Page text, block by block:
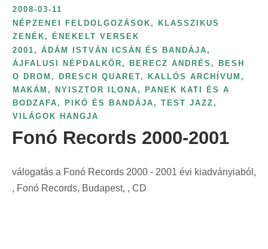
e
g
ó
r
i
a
e
i
n
v
s
z
á
m
s
z
e
r
n
t
l
á
s
:
2008-03-11
NÉPZENEI FELDOLGOZÁSOK, KLASSZIKUS
ZENÉK, ÉNEKELT VERSEK
2001 , ÁDÁM ISTVÁN ICSÁN ÉS BANDÁJA ,
ÁJFALUSI NÉPDALKÖR , BERECZ ANDRÉS , BESH
O DROM , DRESCH QUARET, KALLÓS ARCHÍVUM ,
MAKÁM , NYISZTOR ILONA , PANEK KATI ÉS A
BODZAFA , PIKÓ ÉS BANDÁJA , TEST JAZZ ,
VILÁGOK HANGJA
Fonó Records 2000-2001
válogatás a Fonó Records 2000 - 2001 évi kiadványiaból,
, Fonó Records, Budapest, , CD